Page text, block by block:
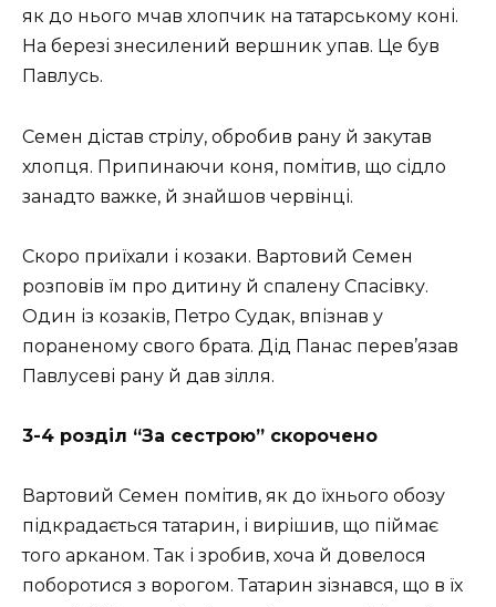
як до нього мчав хлопчик на татарському коні.
На березі знесилений вершник упав. Це був
Павлусь.
Семен дістав стрілу, обробив рану й закутав
хлопця. Припинаючи коня, помітив, що сідло
занадто важке, й знайшов червінці.
Скоро приїхали і козаки. Вартовий Семен
розповів їм про дитину й спалену Спасівку.
Один із козаків, Петро Судак, впізнав у
пораненому свого брата. Дід Панас перев’язав
Павлусеві рану й дав зілля.
3-4 розділ “За сестрою” скорочено
Вартовий Семен помітив, як до їхнього обозу
підкрадається татарин, і вирішив, що піймає
того арканом. Так і зробив, хоча й довелося
поборотися з ворогом. Татарин зізнався, що в їх